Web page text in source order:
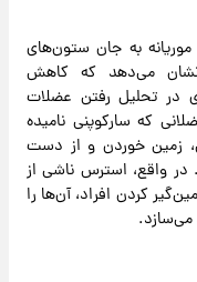
به جان ستون‌های
می‌دهد که کاهش
در تحلیل رفتن عضلات
که سارکوپنی نامیده
زمین خوردن و از دست
واقع، استرس ناشی از
کردن افراد، آن‌ها را
می‌سازد.